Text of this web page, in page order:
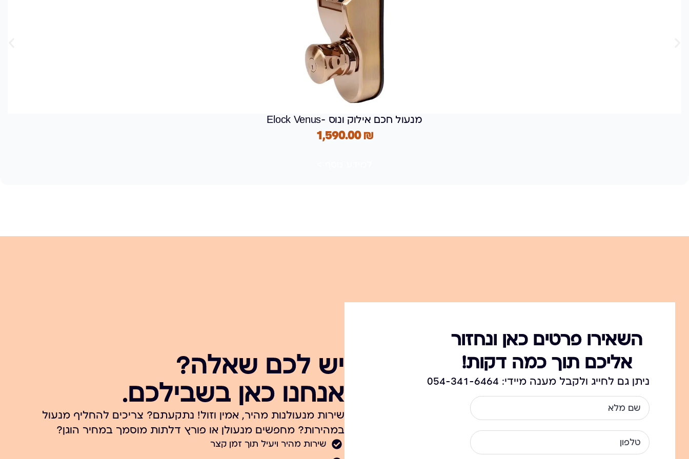
מנעול חכם אילוק ונוס -elock Venus
1,590.00₪
יש לכם שאלה?
אנחנו כאן בשבילכם.
שירות מנעולנות מהיר, אמין וזול! נתקעתם? צריכים להחליף מנעול
במהירות? מחפשים מנעולן או פורץ דלתות מוסמך במחיר הוגן?
שירות מהיר ויעיל תוך זמן קצר
השאירו פרטים כאן ונחזור
אליכם תוך כמה דקות!
ניתן גם לחייג ולקבל מענה מיידי: 054-341-6464